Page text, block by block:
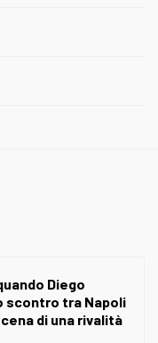
Diego
scontro tra Napoli
di una rivalità